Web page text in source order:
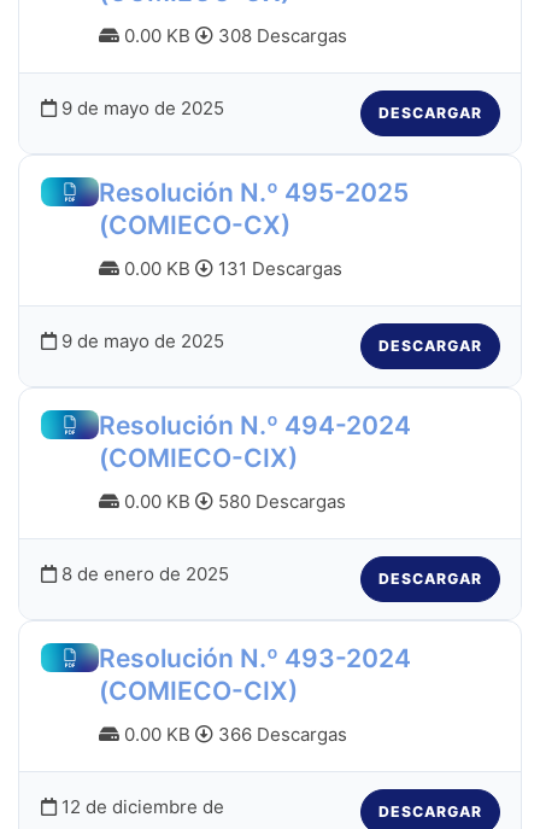
0.00 KB 308 Descargas
9 de mayo de 2025 DESCARGAR
Resolución N.º 495-2025
(COMIECO-CX)
0.00 KB 131 Descargas
9 de mayo de 2025 DESCARGAR
Resolución N.º 494-2024
(COMIECO-CIX)
0.00 KB 580 Descargas
8 de enero de 2025 DESCARGAR
Resolución N.º 493-2024
(COMIECO-CIX)
0.00 KB 366 Descargas
12 de diciembre de
DESCARGAR